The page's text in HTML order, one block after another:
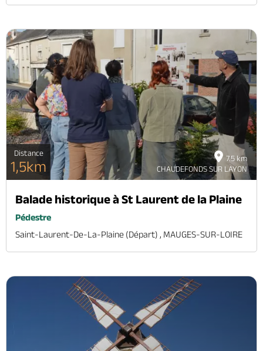
7.5 km
CHAUDEFONDS SUR LAYON
Distance
1,5km
Balade historique à St Laurent de la Plaine
Pédestre
Saint-Laurent-De-La-Plaine (départ) , MAUGES-SUR-LOIRE